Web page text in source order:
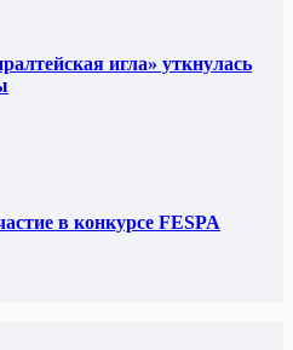
игла» уткнулась
в конкурсе FESPA